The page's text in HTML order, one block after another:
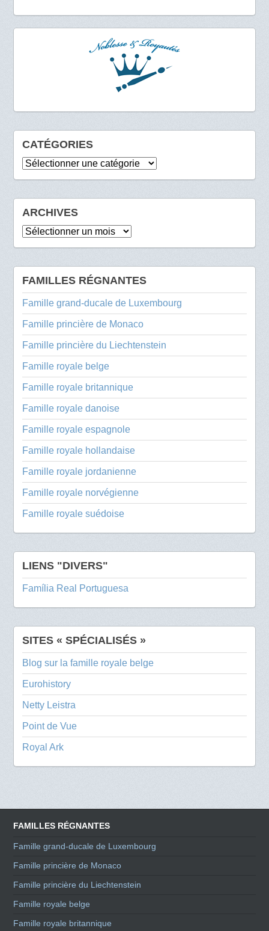
CATÉGORIES
Catégories
ARCHIVES
Archives
FAMILLES RÉGNANTES
Famille grand-ducale de Luxembourg
Famille princière de Monaco
Famille princière du Liechtenstein
Famille royale belge
Famille royale britannique
Famille royale danoise
Famille royale espagnole
Famille royale hollandaise
Famille royale jordanienne
Famille royale norvégienne
Famille royale suédoise
LIENS "DIVERS"
Família Real Portuguesa
SITES « SPÉCIALISÉS »
Blog sur la famille royale belge
Eurohistory
Netty Leistra
Point de Vue
Royal Ark
FAMILLES RÉGNANTES
Famille grand-ducale de Luxembourg
Famille princière de Monaco
Famille princière du Liechtenstein
Famille royale belge
Famille royale britannique